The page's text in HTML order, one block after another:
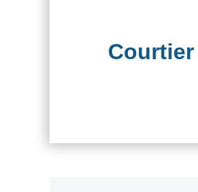
Courtier